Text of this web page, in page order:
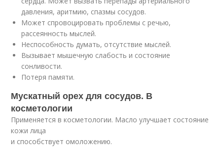
давления, аритмию, спазмы сосудов.
Может спровоцировать проблемы с речью,
рассеянность мыслей.
Неспособность думать, отсутствие мыслей.
Вызывает мышечную слабость и состояние
сонливости.
Потеря памяти.
Мускатный орех для сосудов. В
косметологии
Применяется в косметологии. Масло улучшает состояние
кожи лица
и способствует омоложению.